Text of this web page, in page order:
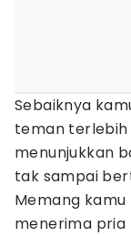
Sebaiknya
teman terlebih
menunjukkan
tak sampai
Memang
menerima pria